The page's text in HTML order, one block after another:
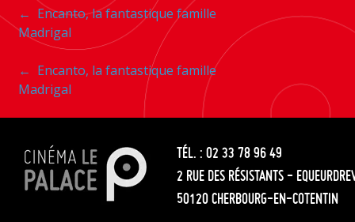
Navigation
entre
les
articles
← Encanto, la fantastique famille
Madrigal
Navigation
entre
les
articles
← Encanto, la fantastique famille
Madrigal
TÉL. : 02 33 78 96 49
2 RUE DES RÉSISTANTS -
50120 CHERBOURG-EN-COTENTIN